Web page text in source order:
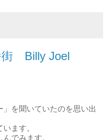
街 Billy Joel
を聞いていたのを思い出
ます。
でみます。